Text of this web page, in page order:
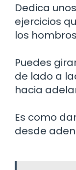
Dedica
ejercicios
los
Puedes
de lado a
hacia
Es como
desde